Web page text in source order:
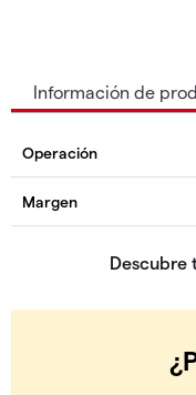
Información de